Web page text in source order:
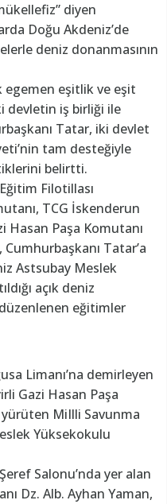
diyen
Doğu Akdeniz’de
deniz donanmasının
egemen eşitlik ve eşit
devletin iş birliği ile
Tatar, iki devlet
tam desteğiyle
belirtti.
Filotillası
TCG İskenderun
Hasan Paşa Komutanı
Tatar’a
Astsubay Meslek
açık deniz
düzenlenen eğitimler
Limanı’na demirleyen
Gazi Hasan Paşa
MiIlli Savunma
Yüksekokulu
Salonu’nda yer alan
Dz. Alb. Ayhan Yaman,